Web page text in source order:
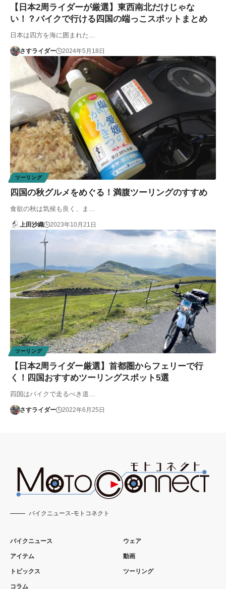
【日本2周ライダーが厳選】東西南北だけじゃな
い！？バイクで行ける四国の端っこスポットまとめ
日本は四方を海に囲まれた…
さすライダー 2024年5月18日
ツーリング
四国の秋グルメをめぐる！満腹ツーリングのすすめ
食欲の秋は気候も良く、ま…
上田沙織 2023年10月21日
ツーリング
【日本2周ライダー厳選】首都圏からフェリーで行
く！四国おすすめツーリングスポット5選
四国はバイクで走るべき道…
さすライダー 2022年6月25日
バイクニュース-モトコネクト
バイクニュース
アイテム
トピックス
コラム
ウェア
動画
ツーリング